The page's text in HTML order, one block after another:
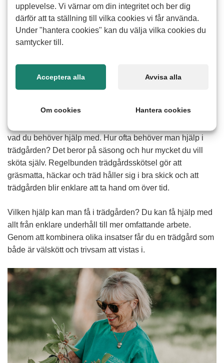
Vad ingår i trädgårdsarbete?
Det kan handla om allt från gräsklippning och
Trädgårdsarbete omfattar både löpande skötsel och
enstaka insatser beroende på hur din trädgård ser ut och
vad du behöver hjälp med. Hur ofta behöver man hjälp i
trädgården? Det beror på säsong och hur mycket du vill
sköta själv. Regelbunden trädgårdsskötsel gör att
gräsmatta, häckar och träd håller sig i bra skick och att
trädgården blir enklare att ta hand om över tid.
Vilken hjälp kan man få i trädgården? Du kan få hjälp med
allt från enklare underhåll till mer omfattande arbete.
Genom att kombinera olika insatser får du en trädgård som
både är välskött och trivsam att vistas i.
Hur går det till? Läs mer
upplevelse. Vi värnar om din integritet och ber dig
därför att ta ställning till vilka cookies vi får använda.
Under "hantera cookies" kan du välja vilka cookies du
samtycker till.
Acceptera alla Avvisa alla
Om cookies Hantera cookies